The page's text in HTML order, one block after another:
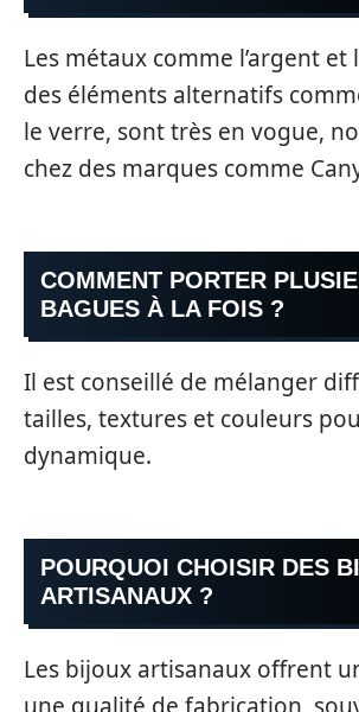
Les métaux comme l’argent et
des éléments alternatifs
le verre, sont très en vogue,
chez des marques comme
COMMENT PORTER
BAGUES À LA FOIS ?
Il est conseillé de mélanger
tailles, textures et couleurs
dynamique.
POURQUOI CHOISIR DES
ARTISANAUX ?
Les bijoux artisanaux offrent
une qualité de fabrication,